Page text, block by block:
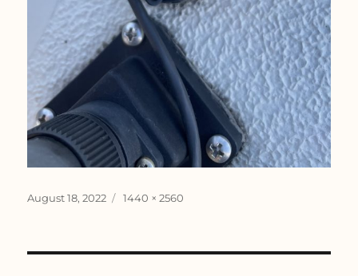
Veröffentlicht
August 18, 2022 Originalgröße
1440 × 2560